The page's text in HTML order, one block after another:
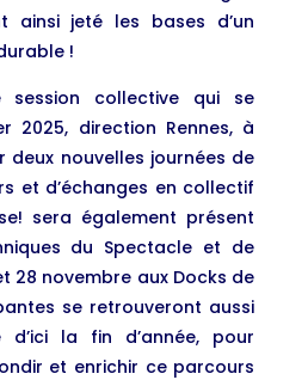
ainsi jeté les bases d’un
!
session collective qui se
2025, direction Rennes, à
deux nouvelles journées de
et d’échanges en collectif
sera également présent
du Spectacle et de
28 novembre aux Docks de
se retrouveront aussi
d’ici la fin d’année, pour
et enrichir ce parcours